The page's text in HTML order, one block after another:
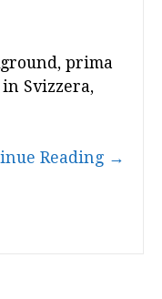
prima
Svizzera,
Reading →